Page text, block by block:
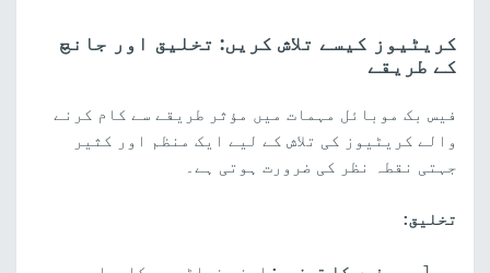
کریٹیوز کیسے تلاش کریں: تخلیق اور جانچ
کے طریقے
فیس بک موبائل مہمات میں مؤثر طریقے سے کام کرنے
والے کریٹیوز کی تلاش کے لیے ایک منظم اور کثیر
جہتی نقطہ نظر کی ضرورت ہوتی ہے۔
تخلیق: